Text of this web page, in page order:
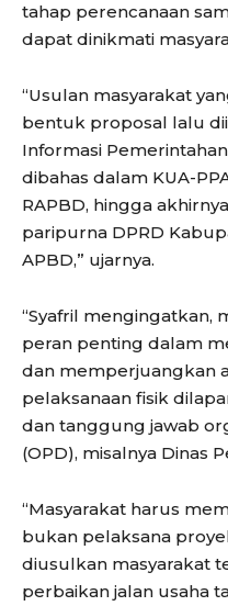
tahap perencanaan
dapat dinikmati
“Usulan masyarakat
bentuk proposal lalu
Informasi
dibahas dalam KUA-
RAPBD, hingga
paripurna DPRD
APBD,” ujarnya.
“Syafril mengingatkan,
peran penting dalam
dan memperjuangkan
pelaksanaan fisik
dan tanggung jawab
(OPD), misalnya Dinas
“Masyarakat harus
bukan pelaksana
diusulkan masyarakat
perbaikan jalan usaha